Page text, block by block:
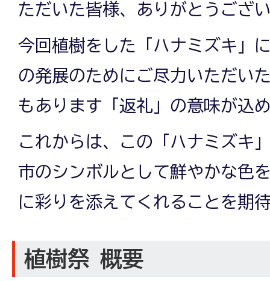
ただいた皆様、ありがとうござ
今回植樹をした「ハナミズキ」
の発展のためにご尽力いただい
もあります「返礼」の意味が込
これからは、この「ハナミズキ
市のシンボルとして鮮やかな色
に彩りを添えてくれることを期
植樹祭 概要